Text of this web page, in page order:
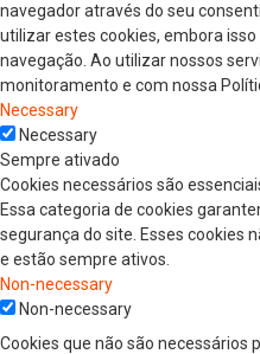
navegador através do seu
utilizar estes cookies, embora
navegação. Ao utilizar nossos
monitoramento e com nossa
Necessary
Necessary
Sempre ativado
Cookies necessários são
Essa categoria de cookies
segurança do site. Esses cookies
e estão sempre ativos.
Non-necessary
Non-necessary
Cookies que não são necessários